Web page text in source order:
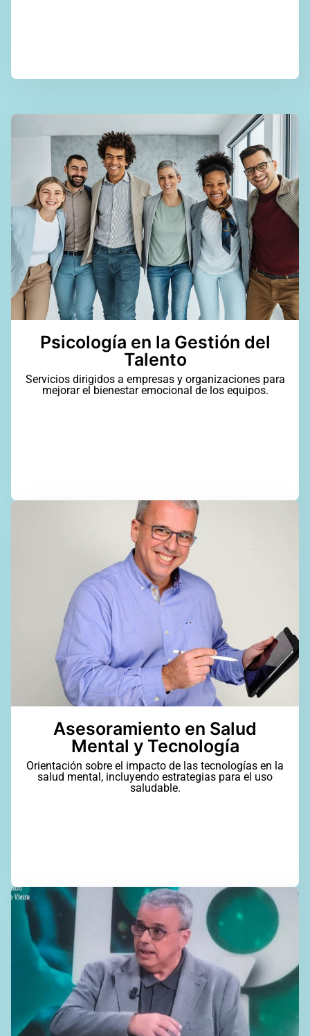
Psicología en la Gestión del
Talento
Servicios dirigidos a empresas y organizaciones para
mejorar el bienestar emocional de los equipos.
Asesoramiento en Salud
Mental y Tecnología
Orientación sobre el impacto de las tecnologías en la
salud mental, incluyendo estrategias para el uso
saludable.